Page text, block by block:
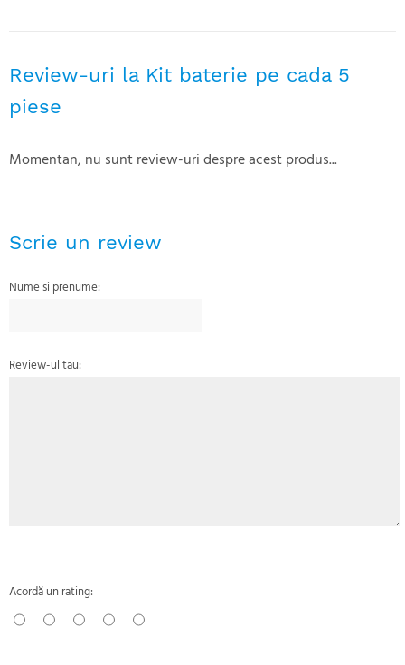
Review-uri la Kit baterie pe cada 5
piese
Momentan, nu sunt review-uri despre acest produs...
Scrie un review
Nume si prenume:
Review-ul tau:
Acordă un rating: